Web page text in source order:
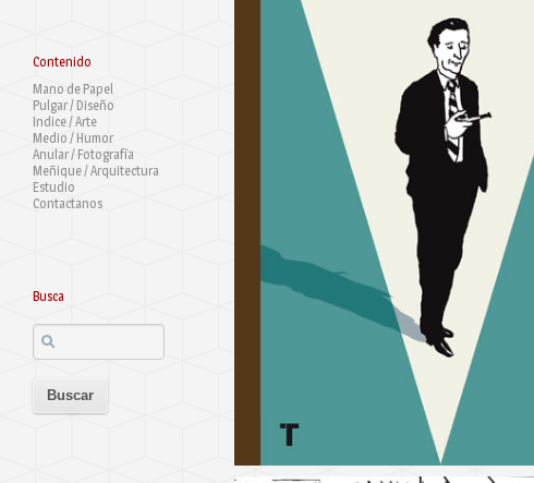
Contenido
Mano de Papel
Pulgar / Diseño
Indice / Arte
Medio / Humor
Anular / Fotografía
Meñique / Arquitectura
Estudio
Contactanos
Busca